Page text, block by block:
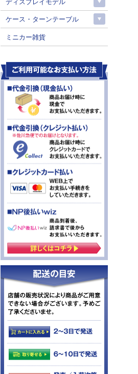
ケース・ターンテーブル
ミニカー雑貨